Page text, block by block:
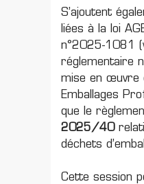
S’ajoutent
liées à la loi
n°2025-1081
réglementaire
mise en œuvre
Emballages
que le
2025/40
déchets
Cette session